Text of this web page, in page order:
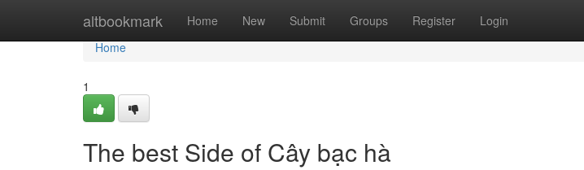
altbookmark Home New Submit Groups Register Login
Home
Home
1
The best Side of Cây bạc hà